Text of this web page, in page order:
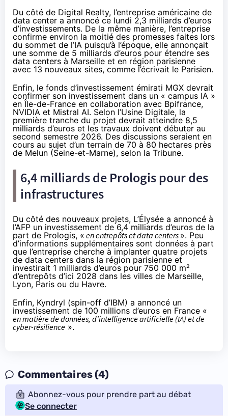
Du côté de Digital Realty, l’entreprise américaine de
data center a annoncé ce lundi 2,3 milliards d’euros
d’investissements. De la même manière, l’entreprise
confirme environ la moitié des promesses faites lors
du sommet de l’IA puisqu’à l’époque, elle annonçait
une somme de 5 milliards d’euros pour étendre ses
data centers à Marseille et en région parisienne
avec 13 nouveaux sites, comme l’écrivait le Parisien.
Enfin, le fonds d’investissement émirati MGX devrait
confirmer son investissement dans un « campus IA »
en Île-de-France en collaboration avec Bpifrance,
NVIDIA et Mistral AI. Selon l’Usine Digitale, la
première tranche du projet devrait atteindre 8,5
milliards d’euros et les travaux doivent débuter au
second semestre 2026. Des discussions seraient en
cours au sujet d’un terrain de 70 à 80 hectares près
de Melun (Seine-et-Marne), selon la Tribune.
6,4 milliards de Prologis pour des
infrastructures
Du côté des nouveaux projets, L’Élysée a annoncé à
l’AFP un investissement de 6,4 milliards d’euros de la
part de Prologis, « en entrepôts et data centers ». Peu
d’informations supplémentaires sont données à part
que l’entreprise cherche à implanter quatre projets
de data centers dans la région parisienne et
investirait 1 milliards d’euros pour 750 000 m²
d’entrepôts d’ici 2028 dans les villes de Marseille,
Lyon, Paris ou du Havre.
Enfin, Kyndryl (spin-off d’IBM) a annoncé un
investissement de 100 millions d’euros en France «
en matière de données, d’intelligence artificielle (IA) et de
cyber-résilience ».
Commentaires (4)
Abonnez-vous pour prendre part au débat
Se connecter